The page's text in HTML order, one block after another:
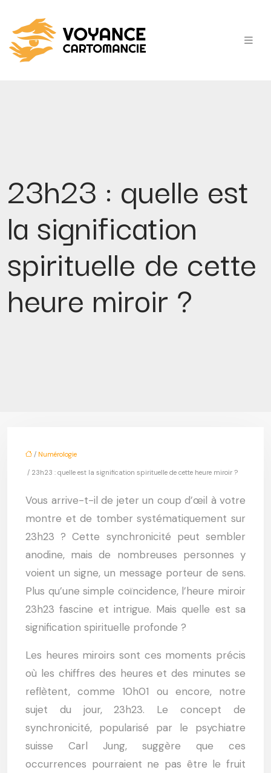
23h23 : quelle est
la signification
spirituelle de cette
heure miroir ?
/ Numérologie
/ 23h23 : quelle est la signification spirituelle de cette heure miroir ?
Vous arrive-t-il de jeter un coup d’œil à votre
montre et de tomber systématiquement sur
23h23 ? Cette synchronicité peut sembler
anodine, mais de nombreuses personnes y
voient un signe, un message porteur de sens.
Plus qu’une simple coïncidence, l’heure miroir
23h23 fascine et intrigue. Mais quelle est sa
signification spirituelle profonde ?
Les heures miroirs sont ces moments précis
où les chiffres des heures et des minutes se
reflètent, comme 10h01 ou encore, notre
sujet du jour, 23h23. Le concept de
synchronicité, popularisé par le psychiatre
suisse Carl Jung, suggère que ces
occurrences pourraient ne pas être le fruit